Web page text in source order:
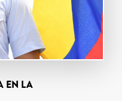
EN LA